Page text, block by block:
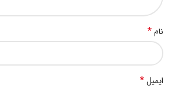
نام*
ایمیل*